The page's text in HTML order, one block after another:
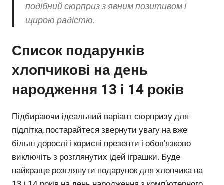
подібний сюрприз з явним позитивом і
щирою радістю.
Список подарунків
хлопчикові на день
народження 13 і 14 років
Підбираючи ідеальний варіант сюрпризу для
підлітка, постарайтеся звернути увагу на вже
більш дорослі і корисні презенти і обов’язково
виключіть з розглянутих ідей іграшки. Буде
найкраще розглянути подарунок для хлопчика на